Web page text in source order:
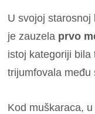
U svojoj
je zauzela prvo
istoj kategoriji
trijumfovala među
Kod muškaraca,